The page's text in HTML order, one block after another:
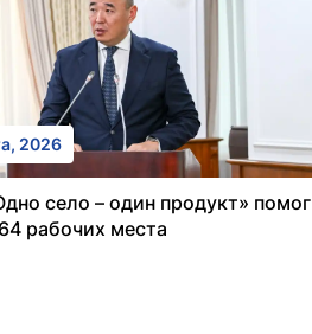
2026
село – один продукт» помог
рабочих места